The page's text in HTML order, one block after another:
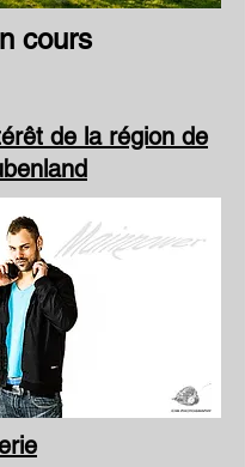
cours
de la région de